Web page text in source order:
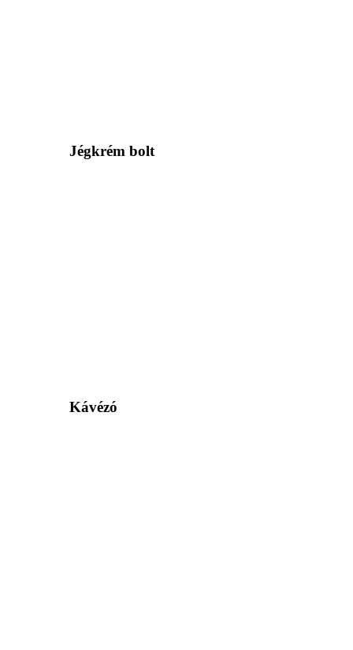
Jégkrém bolt
Kávézó